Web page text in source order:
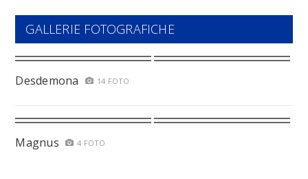
GALLERIE FOTOGRAFICHE
Desdemona 14 FOTO
Magnus 4 FOTO